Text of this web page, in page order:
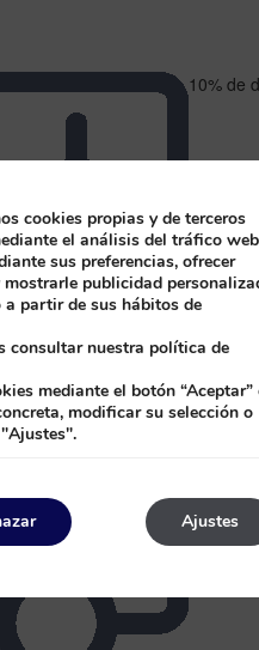
10% de
cookies propias y de terceros
el análisis del tráfico
sus preferencias, ofrecer
publicidad
partir de sus hábitos de
consultar nuestra política de
mediante el botón “Aceptar”
modificar su selección o
Ajustes